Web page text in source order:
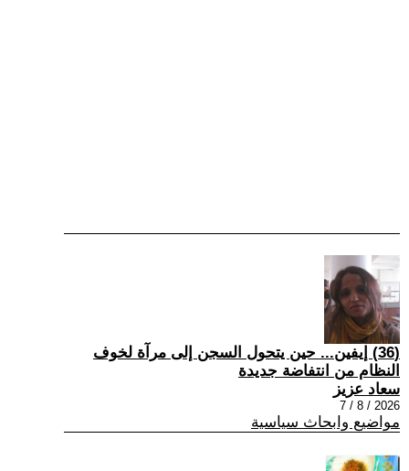
(36) إيفين... حين يتحول السجن إلى مرآة لخوف
النظام من انتفاضة جديدة
سعاد عزيز
2026 / 8 / 7
مواضيع وابحاث سياسية